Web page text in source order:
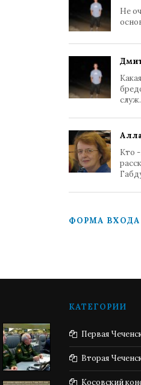
Не
Кто
ФОРМА ВХОДА
КАТЕГОРИИ
Первая
Вторая
Косовский